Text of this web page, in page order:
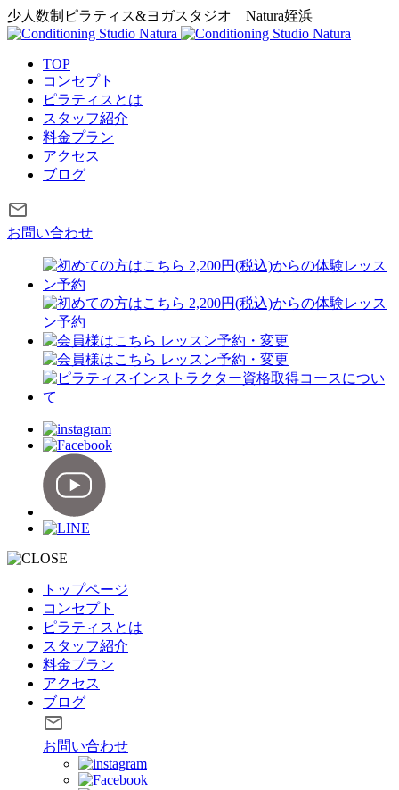
少人数制ピラティス&ヨガスタジオ Natura姪浜
TOP
コンセプト
ピラティスとは
スタッフ紹介
料金プラン
アクセス
ブログ
お問い合わせ
トップページ
コンセプト
ピラティスとは
スタッフ紹介
料金プラン
アクセス
ブログ
お問い合わせ